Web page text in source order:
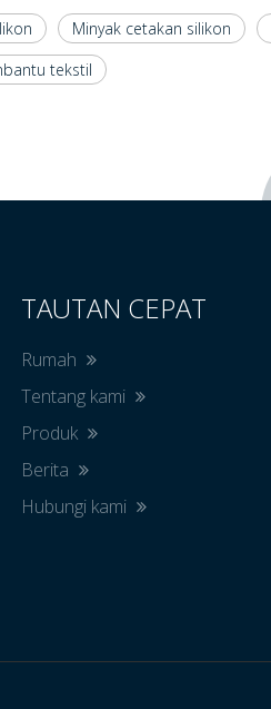
Minyak cetakan silikon
tekstil
TAUTAN CEPAT
Rumah
Tentang kami
Produk
Berita
Hubungi kami